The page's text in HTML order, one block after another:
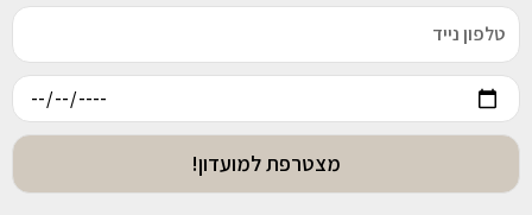
מצטרפת למועדון!